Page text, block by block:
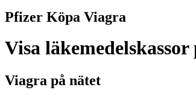
Pfizer Köpa Viagra
Visa
Viagra på nätet